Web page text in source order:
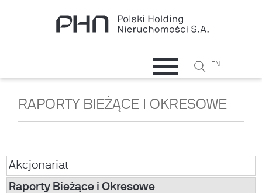
Formularz
SzukajEN
RAPORTY BIEŻĄCE I OKRESOWE
Akcjonariat
Raporty Bieżące i Okresowe